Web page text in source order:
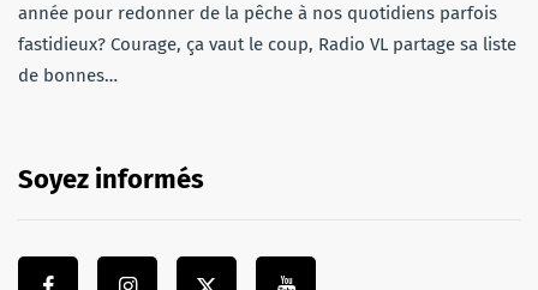
année pour redonner de la pêche à nos quotidiens parfois
fastidieux? Courage, ça vaut le coup, Radio VL partage sa liste
de bonnes…
Soyez informés